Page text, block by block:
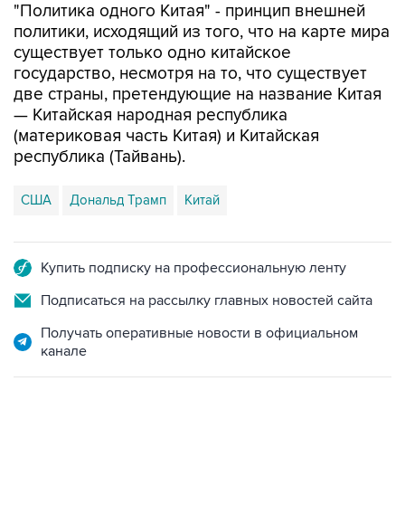
"Политика одного Китая" - принцип внешней
политики, исходящий из того, что на карте мира
существует только одно китайское
государство, несмотря на то, что существует
две страны, претендующие на название Китая
— Китайская народная республика
(материковая часть Китая) и Китайская
республика (Тайвань).
США Дональд Трамп Китай
Купить подписку на профессиональную ленту
Подписаться на рассылку главных новостей сайта
Получать оперативные новости в официальном
канале